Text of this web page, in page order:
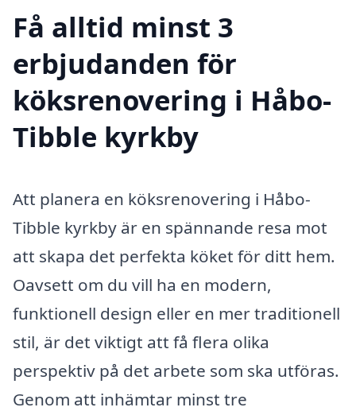
Få alltid minst 3
erbjudanden för
köksrenovering i Håbo-
Tibble kyrkby
Att planera en köksrenovering i Håbo-
Tibble kyrkby är en spännande resa mot
att skapa det perfekta köket för ditt hem.
Oavsett om du vill ha en modern,
funktionell design eller en mer traditionell
stil, är det viktigt att få flera olika
perspektiv på det arbete som ska utföras.
Genom att inhämtar minst tre